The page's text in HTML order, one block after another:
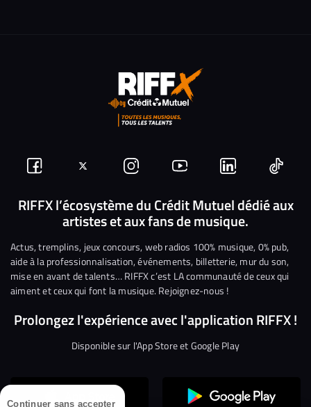
Continuer sans accepter
Suivez-
nous
Facebook
Suivez-
nous
sur
Twitter
Nous
rejoindre
sur
Instagram
Nous
rejoindre
sur
YouTube
Nous
rejoindre
sur
Linkedin
Nous
RIFFX l’écosystème du Crédit Mutuel dédié aux
artistes et aux fans de musique.
Actus, tremplins, jeux concours, web radios 100% musique, 0% pub,
aide à la professionnalisation, événements, billetterie, mur du son,
mise en avant de talents… RIFFX c’est LA communauté de ceux qui
aiment et ceux qui font la musique. Rejoignez-nous !
Prolongez l'expérience avec l'application RIFFX !
Disponible sur l'App Store et Google Play